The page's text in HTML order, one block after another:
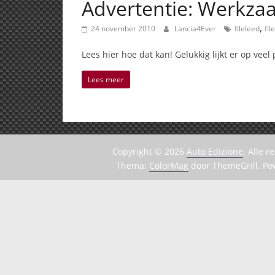
Advertentie:
24 november 2010 Lancia4Ever fileleed,
Lees hier hoe dat kan! Gelukkig lijkt er op
Lees meer
Copyright © 2026 Auto Edizione. Alle
Thema: ColorMag door ThemeGrill.